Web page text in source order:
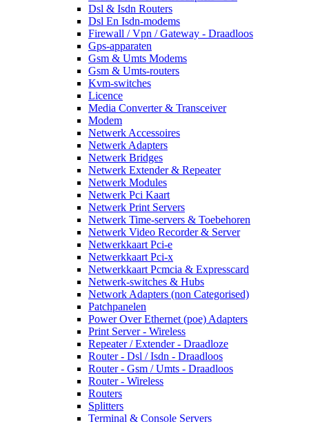
Dsl & Isdn Routers
Dsl En Isdn-modems
Firewall / Vpn / Gateway - Draadloos
Gps-apparaten
Gsm & Umts Modems
Gsm & Umts-routers
Kvm-switches
Licence
Media Converter & Transceiver
Modem
Netwerk Accessoires
Netwerk Adapters
Netwerk Bridges
Netwerk Extender & Repeater
Netwerk Modules
Netwerk Pci Kaart
Netwerk Print Servers
Netwerk Time-servers & Toebehoren
Netwerk Video Recorder & Server
Netwerkkaart Pci-e
Netwerkkaart Pci-x
Netwerkkaart Pcmcia & Expresscard
Netwerk-switches & Hubs
Network Adapters (non Categorised)
Patchpanelen
Power Over Ethernet (poe) Adapters
Print Server - Wireless
Repeater / Extender - Draadloze
Router - Dsl / Isdn - Draadloos
Router - Gsm / Umts - Draadloos
Router - Wireless
Routers
Splitters
Terminal & Console Servers